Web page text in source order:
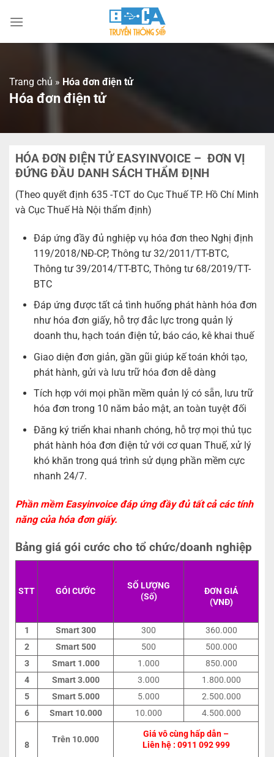
đến
Trang chủ » Hóa đơn điện tử
Hóa đơn điện tử
HÓA ĐƠN ĐIỆN TỬ EASYINVOICE – ĐƠN VỊ
ĐỨNG ĐẦU DANH SÁCH THẨM ĐỊNH
(Theo quyết định 635 -TCT do Cục Thuế TP. Hồ Chí Minh
và Cục Thuế Hà Nội thẩm định)
Đáp ứng đầy đủ nghiệp vụ hóa đơn theo Nghị định
119/2018/NĐ-CP, Thông tư 32/2011/TT-BTC,
Thông tư 39/2014/TT-BTC, Thông tư 68/2019/TT-
BTC
Đáp ứng được tất cả tình huống phát hành hóa đơn
như hóa đơn giấy, hỗ trợ đắc lực trong quản lý
doanh thu, hạch toán điện tử, báo cáo, kê khai thuế
Giao diện đơn giản, gần gũi giúp kế toán khởi tạo,
phát hành, gửi và lưu trữ hóa đơn dễ dàng
Tích hợp với mọi phần mềm quản lý có sẵn, lưu trữ
hóa đơn trong 10 năm bảo mật, an toàn tuyệt đối
Đăng ký triển khai nhanh chóng, hỗ trợ mọi thủ tục
phát hành hóa đơn điện tử với cơ quan Thuế, xử lý
khó khăn trong quá trình sử dụng phần mềm cực
nhanh 24/7.
Phần mềm Easyinvoice đáp ứng đầy đủ tất cả các tính
năngcủahóa đơn giấy.
Bảng giá gói cước cho tổ chức/doanh nghiệp
STT GÓI CƯỚC
SỐ LƯỢNG
(Số)
ĐƠN GIÁ
(VNĐ)
1 Smart 300 300
360.000
2
Smart 500 500
500.000
3
Smart 1.000 1.000
850.000
4
Smart 3.000 3.000
1.800.000
5
Smart 5.000 5.000
2.500.000
6
Smart 10.000 10.000 4.500.000
8
Trên 10.000
Giá vô cùng hấp dẫn –
Liên hệ : 0911 092 999